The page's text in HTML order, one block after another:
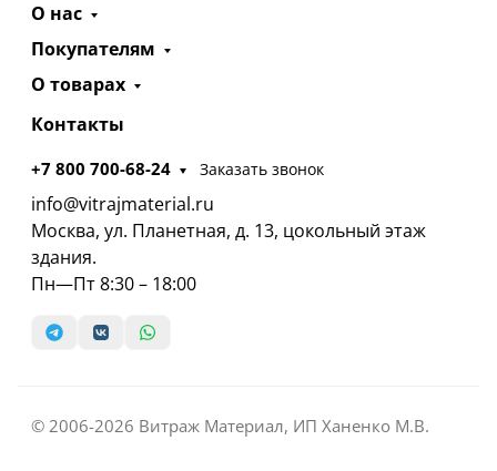
О нас
Покупателям
О товарах
Контакты
+7 800 700-68-24 Заказать звонок
info@vitrajmaterial.ru
Москва, ул. Планетная, д. 13, цокольный этаж
здания.
Пн—Пт 8:30 – 18:00
© 2006-2026 Витраж Материал, ИП Ханенко М.В.